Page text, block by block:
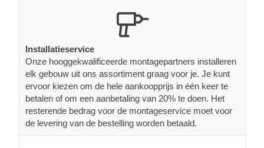
Installatieservice
Onze hooggekwalificeerde montagepartners installeren
elk gebouw uit ons assortiment graag voor je. Je kunt
ervoor kiezen om de hele aankoopprijs in één keer te
betalen of om een aanbetaling van 20% te doen. Het
resterende bedrag voor de montageservice moet voor
de levering van de bestelling worden betaald.